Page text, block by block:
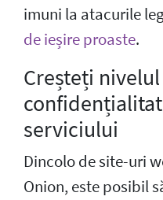
imuni la atacurile
de ieșire proaste.
Creșteți
serviciului
Dincolo de site-uri
Onion, este posibil